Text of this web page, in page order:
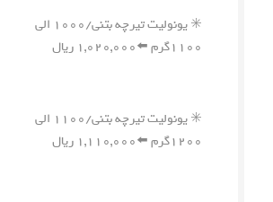
✳️ یونولیت تیرچه بتنی/۱۰۰۰ الی
۱۱۰۰گرم ⬅️۱,۰۲۰,۰۰۰ ریال
✳️ یونولیت تیرچه بتنی/۱۱۰۰ الی
۱۲۰۰گرم ⬅️۱,۱۱۰,۰۰۰ ریال